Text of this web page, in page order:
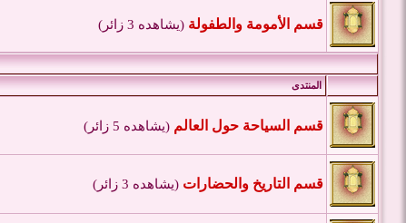
قسم الأمومة والطفولة (يشاهده 3 زائر)
المنتدى
قسم السياحة حول العالم (يشاهده 5 زائر)
قسم التاريخ والحضارات (يشاهده 3 زائر)